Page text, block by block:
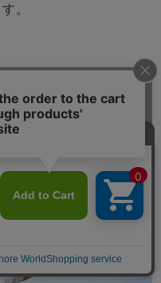
。
のない発色と
工